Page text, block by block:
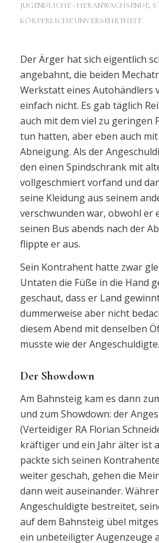
JUGENDLICHE - HERANWACHSENDE,
KÖRPERLICHE UNVERSEHRTHEIT
Der Ärger hat sich eigentlich
angebahnt, die beiden
Werkstatt eines Autohändlers
einfach nicht. Es gab täglich
auch mit dem viel zu geringen
tun hatten, aber eben auch
Abneigung. Als der
den einen Spindschrank mit
vollgeschmiert vorfand und
seine Kleidung aus seinem
verschwunden war, obwohl er
seinen Bus abends nach der
flippte er aus.
Sein Kontrahent hatte zwar
Untaten die Füße in die Hand
geschaut, dass er Land
dummerweise aber nicht
diesem Abend mit denselben
musste wie der Angeschuldigte.
Der Showdown
Am Bahnsteig kam es dann
und zum Showdown: der
(Verteidiger RA Florian
kräftiger und ein Jahr älter ist
packte sich seinen
weiter geschah, gehen die
dann weit auseinander.
Angeschuldigte bestreitet,
auf dem Bahnsteig übel
ein unbeteiligter Augenzeuge